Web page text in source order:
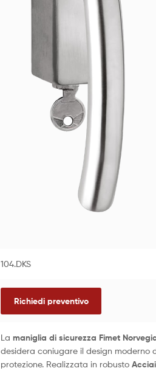
104.DKS
Richiedi preventivo
La maniglia di sicurezza Fimet
desidera coniugare il design moderno
protezione. Realizzata in robusto